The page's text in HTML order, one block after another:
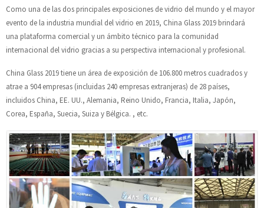
Como una de las dos principales exposiciones de vidrio del mundo y el mayor
evento de la industria mundial del vidrio en 2019, China Glass 2019 brindará
una plataforma comercial y un ámbito técnico para la comunidad
internacional del vidrio gracias a su perspectiva internacional y profesional.
China Glass 2019 tiene un área de exposición de 106.800 metros cuadrados y
atrae a 904 empresas (incluidas 240 empresas extranjeras) de 28 países,
incluidos China, EE. UU., Alemania, Reino Unido, Francia, Italia, Japón,
Corea, España, Suecia, Suiza y Bélgica. , etc.